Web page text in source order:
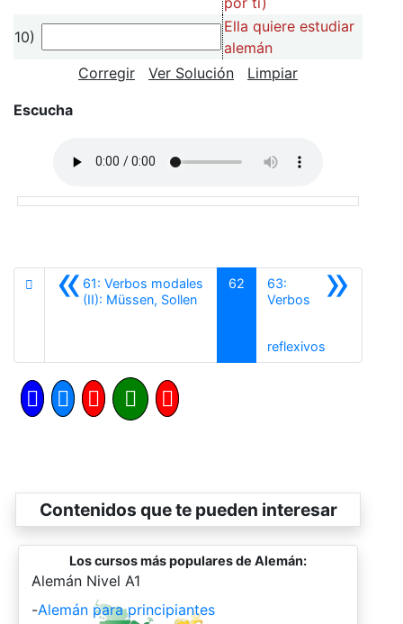
10)
Ella quiere estudiar
alemán
Corregir
Ver Solución Limpiar
Escucha
«61: Verbos modales
(II): Müssen, SollenAnterior
62 »
63:
Verbos
reflexivosSiguiente
Contenidos que te pueden interesar
Los cursos más populares de Alemán:
-
Alemán Nivel A1
-Alemán para principiantes